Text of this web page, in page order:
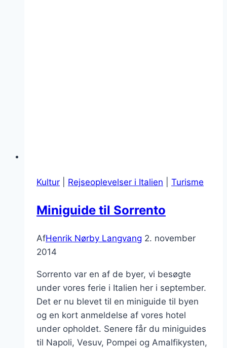
Kultur Rejseoplevelser i Italien Turisme
Miniguide til Sorrento
AfHenrik Nørby Langvang 2. november
2014
Sorrento var en af de byer, vi besøgte
under vores ferie i Italien her i september.
Det er nu blevet til en miniguide til byen
og en kort anmeldelse af vores hotel
under opholdet. Senere får du miniguides
til Napoli, Vesuv, Pompei og Amalfikysten,